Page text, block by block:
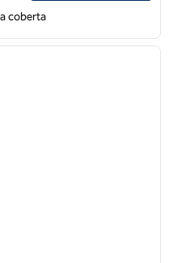
coberta